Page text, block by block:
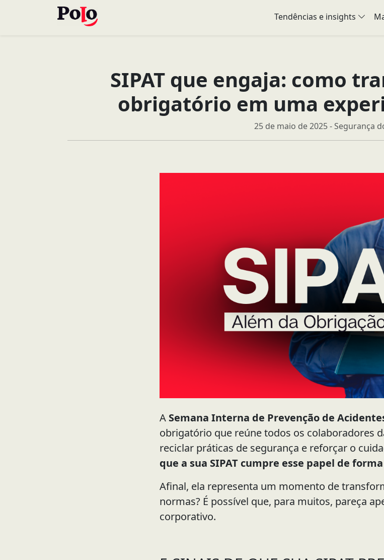
Tendências e insights
SIPAT que engaja: como
obrigatório em uma
25 de maio de 2025 - Segurança
A Semana Interna de Prevenção de
obrigatório que reúne todos os colaboradores
reciclar práticas de segurança e reforçar o
que a sua SIPAT cumpre esse papel de
Afinal, ela representa um momento de
normas? É possível que, para muitos, pareça
corporativo.